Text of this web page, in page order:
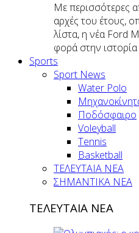
Με περισσότερες
αρχές του έτους,
λίστα, η νέα Ford
φορά στην
Sports
Sport News
Water Polo
Ποδόσφαιρο
Voleyball
Tennis
Basketball
ΤΕΛΕΥΤΑΙΑ ΝΕΑ
ΣΗΜΑΝΤΙΚΑ ΝΕΑ
ΤΕΛΕΥΤΑΙΑ ΝΕΑ